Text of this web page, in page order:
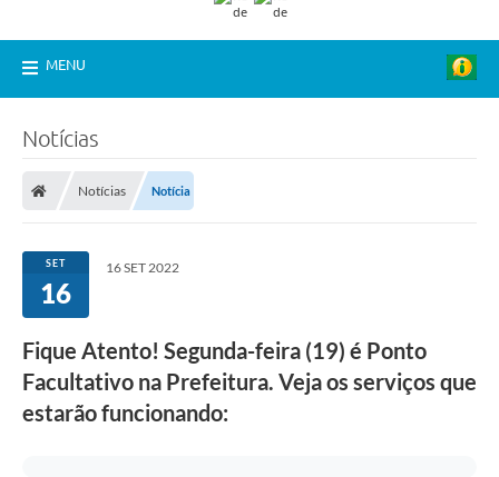
MENU
Notícias
Notícias Notícia
SET
16
16 SET 2022
Fique Atento! Segunda-feira (19) é Ponto
Facultativo na Prefeitura. Veja os serviços que
estarão funcionando: